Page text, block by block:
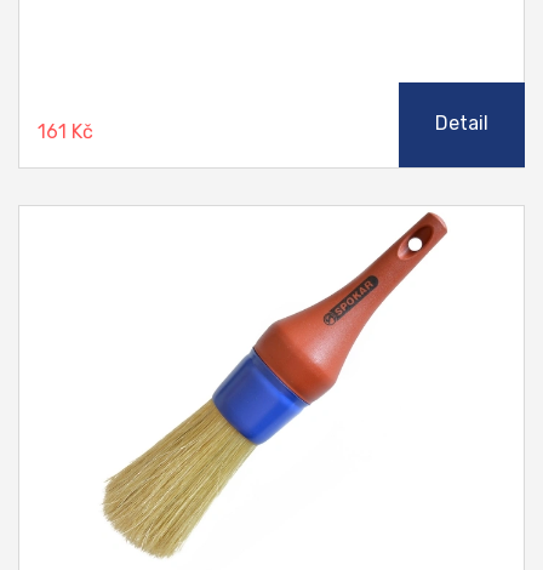
161 Kč Detail